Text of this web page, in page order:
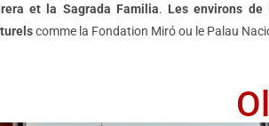
et la Sagrada Familia. Les environs de
comme la Fondation Miró ou le Palau